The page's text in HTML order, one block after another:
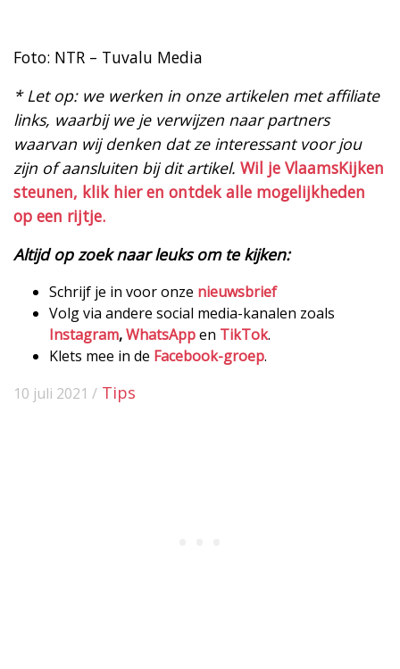
Foto: NTR – Tuvalu Media
* Let op: we werken in onze artikelen met affiliate
links, waarbij we je verwijzen naar partners
waarvan wij denken dat ze interessant voor jou
zijn of aansluiten bij dit artikel. Wil je VlaamsKijken
steunen, klik hier en ontdek alle mogelijkheden
op een rijtje.
Altijd op zoek naar leuks om te kijken:
Schrijf je in voor onze nieuwsbrief
Volg via andere social media-kanalen zoals
Instagram,WhatsAppen TikTok.
Klets mee in de Facebook-groep.
10 juli 2021 / Tips